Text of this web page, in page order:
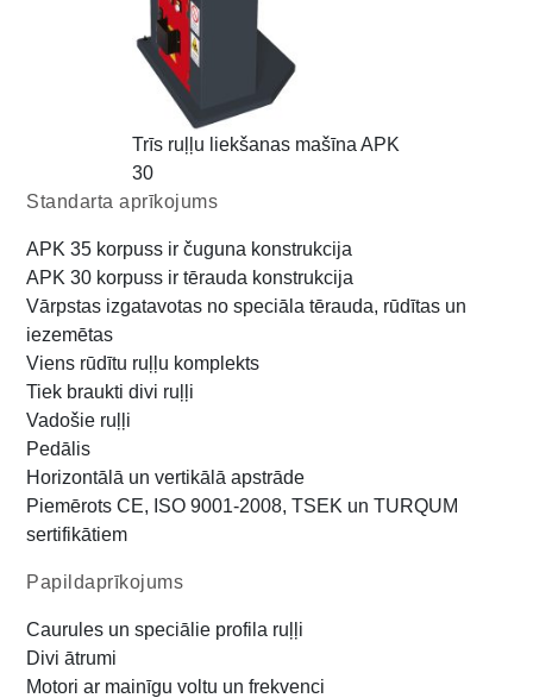
Trīs ruļļu liekšanas mašīna APK
30
Standarta aprīkojums
APK 35 korpuss ir čuguna konstrukcija
APK 30 korpuss ir tērauda konstrukcija
Vārpstas izgatavotas no speciāla tērauda, rūdītas un
iezemētas
Viens rūdītu ruļļu komplekts
Tiek braukti divi ruļļi
Vadošie ruļļi
Pedālis
Horizontālā un vertikālā apstrāde
Piemērots CE, ISO 9001-2008, TSEK un TURQUM
sertifikātiem
Papildaprīkojums
Caurules un speciālie profila ruļļi
Divi ātrumi
Motori ar mainīgu voltu un frekvenci